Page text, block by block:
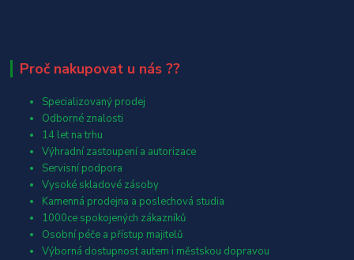
Proč nakupovat u nás ??
Specializovaný prodej
Odborné znalosti
14 let na trhu
Výhradní zastoupení a autorizace
Servisní podpora
Vysoké skladové zásoby
Kamenná prodejna a poslechová studia
1000ce spokojených zákazníků
Osobní péče a přístup majitelů
Výborná dostupnost autem i městskou dopravou